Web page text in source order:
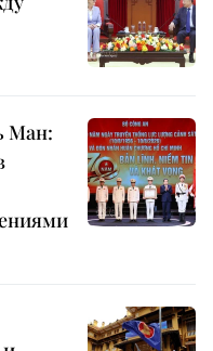
Ман: